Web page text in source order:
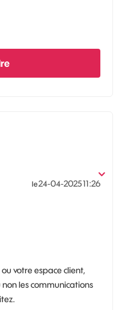
le‎24-04-202511:26
votre espace client,
les communications